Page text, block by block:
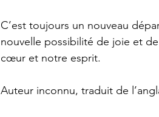
C’est toujours un nouveau
nouvelle possibilité de joie et
cœur et notre esprit.
Auteur inconnu, traduit de